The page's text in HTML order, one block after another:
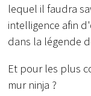
lequel il faudra
intelligence afin
dans la légende
Et pour les plus
mur ninja ?